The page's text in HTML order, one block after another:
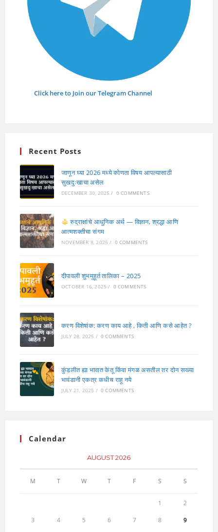
Click here to Join our Telegram Channel
Recent Posts
जाणून घ्या 2026 मध्ये कोणता विषय आपल्यासाठी
सुखदुःखाचा असेल
DECEMBER 30, 2025 / 0 COMMENTS
रुद्राक्षांचे आधुनिक अर्थ — विज्ञान, श्रद्धा आणि
आत्मशक्तीचा संगम
NOVEMBER 8, 2025 / 0 COMMENTS
दीपावली शुभमुहूर्त तालिका – 2025
OCTOBER 16, 2025 / 0 COMMENTS
करण विशेषांक: करण काय आहे , किती आणि कसे आहेत ?
JULY 28, 2025 / 0 COMMENTS
कुंडलीत ह्या भावात केतू किंवा मंगळ असतील तर दोन सख्या
भावंडानी एकत्र कधीच राहू नये
JULY 21, 2025 / 0 COMMENTS
Calendar
AUGUST 2026
M T W T F S S
1 2
3 4 5 6 7 8 9